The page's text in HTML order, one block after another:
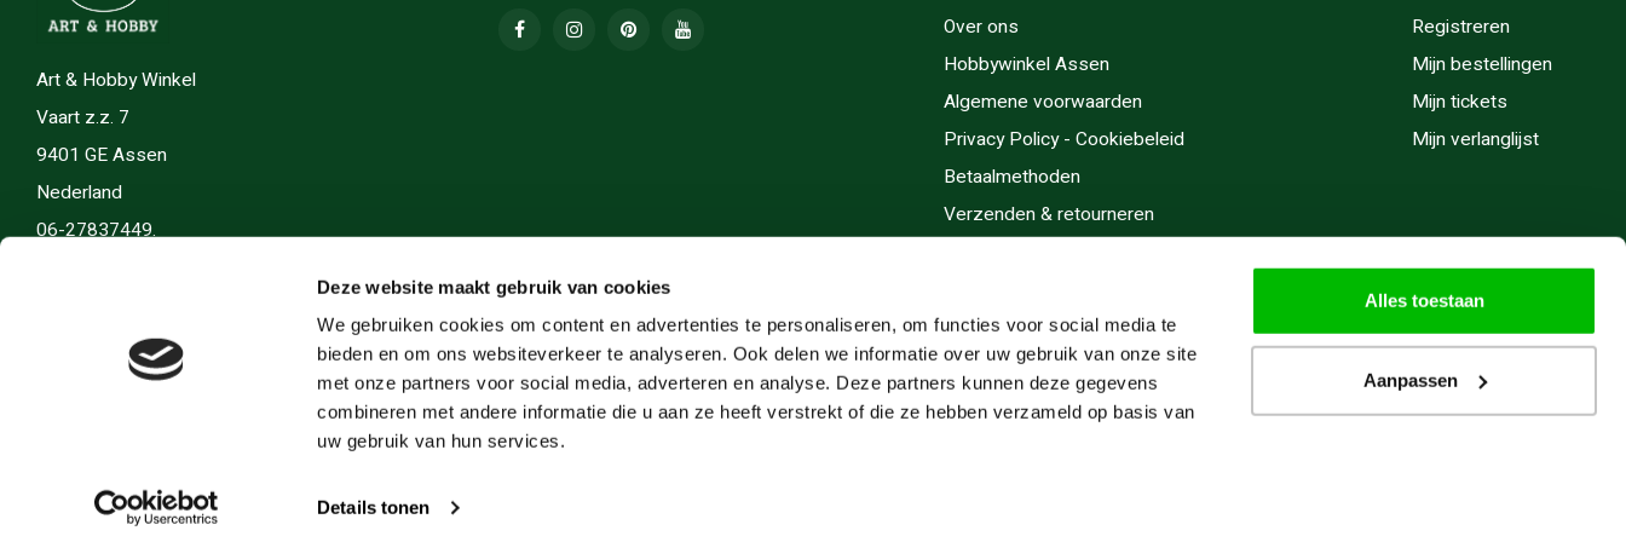
Deze website maakt gebruik van cookies
We gebruiken cookies om content en advertenties te personaliseren, om functies voor social media te
bieden en om ons websiteverkeer te analyseren. Ook delen we informatie over uw gebruik van onze site
met onze partners voor social media, adverteren en analyse. Deze partners kunnen deze gegevens
combineren met andere informatie die u aan ze heeft verstrekt of die ze hebben verzameld op basis van
uw gebruik van hun services.
Details tonen
Alles toestaan
Aanpassen
Art & Hobby Winkel
Vaart z.z. 7
9401 GE Assen
Nederland
06-27837449.
Over ons
Hobbywinkel Assen
Algemene voorwaarden
Privacy Policy - Cookiebeleid
Betaalmethoden
Verzenden & retourneren
Cadeaubonnen
Inlijsten
Servicegebieden
Registreren
Mijn bestellingen
Mijn tickets
Mijn verlanglijst